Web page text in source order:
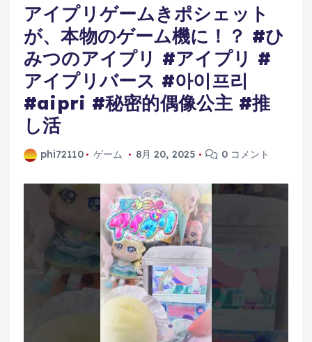
アイプリゲームきポシェット
が、本物のゲーム機に！？ #ひ
みつのアイプリ #アイプリ #
アイプリバース #아이프리
#aipri #秘密的偶像公主 #推
し活
phi72110 ゲーム 8月 20, 2025 0 コメント